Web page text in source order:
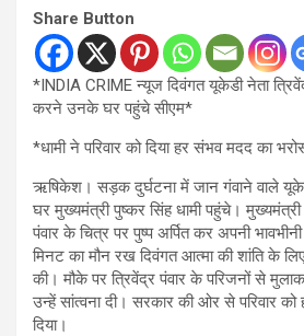
Share Button
*INDIA CRIME न्यूज दिवंगत यूकेडी नेता
करने उनके घर पहुंचे सीएम*
*धामी ने परिवार को दिया हर संभव मदद का
ऋषिकेश। सड़क दुर्घटना में जान गंवाने वाले
घर मुख्यमंत्री पुष्कर सिंह धामी पहुंचे। मुख्यमंत्री
पंवार के चित्र पर पुष्प अर्पित कर अपनी
मिनट का मौन रख दिवंगत आत्मा की शांति के
की। मौके पर त्रिवेंद्र पंवार के परिजनों से
उन्हें सांत्वना दी। सरकार की ओर से परिवार
दिया।